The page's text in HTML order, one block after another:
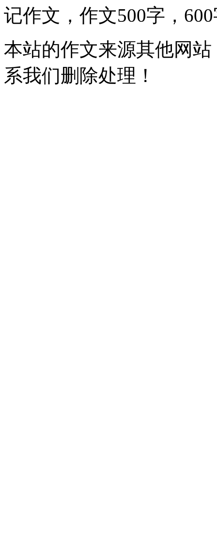
记作文，作文500字，
本站的作文来源其他网
系我们删除处理！